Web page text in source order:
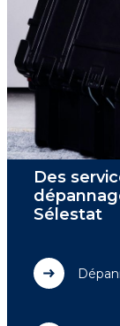
Des
Sélestat